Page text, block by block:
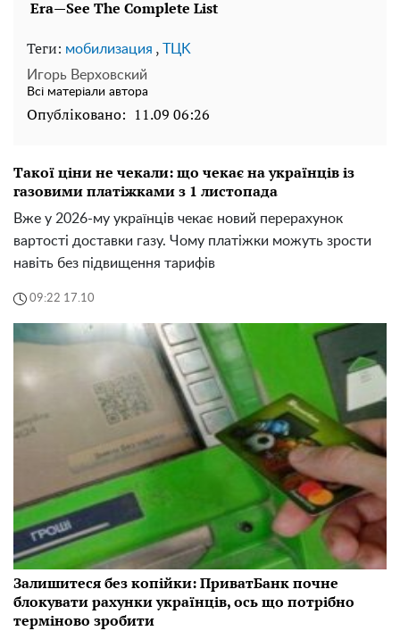
Теги: мобилизация ,
TЦK
Игорь Верховский
Всі матеріали автора
Опубліковано: 11.09 06:26
Такої ціни не чекали: що чекає на українців із
газовими платіжками з 1 листопада
Вже у 2026-му українців чекає новий перерахунок
вартості доставки газу. Чому платіжки можуть зрости
навіть без підвищення тарифів
09:22 17.10
Залишитеся без копійки: ПриватБанк почне
блокувати рахунки українців, ось що потрібно
терміново зробити